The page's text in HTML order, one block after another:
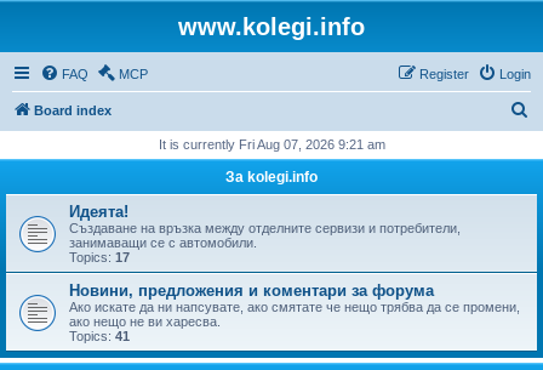
www.kolegi.info
FAQ MCP Login
Register
Board index
r
It is currently Fri Aug 07, 2026 9:21 am
За kolegi.info
Идеята!
Създаване на връзка между отделните сервизи и потребители,
занимаващи се с автомобили.
Topics: 17
Новини, предложения и коментари за форума
Ако искате да ни напсувате, ако смятате че нещо трябва да се промени,
ако нещо не ви харесва.
Topics: 41